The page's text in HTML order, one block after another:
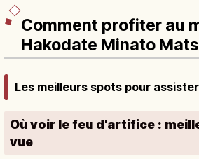
Comment profiter au
Hakodate Minato
Les meilleurs spots pour
Où voir le feu d'artifice :
vue